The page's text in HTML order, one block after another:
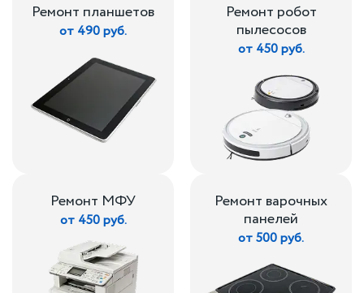
Ремонт планшетов
от 490 руб.
Ремонт робот
пылесосов
от 450 руб.
Ремонт МФУ
от 450 руб.
Ремонт варочных
панелей
от 500 руб.